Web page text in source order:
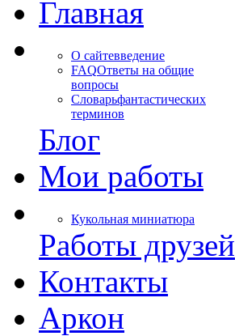
Главная
О сайтевведение
FAQОтветы на общие
вопросы
Словарьфантастических
терминов
Блог
Мои работы
Кукольная миниатюра
Работы друзей
Контакты
Аркон